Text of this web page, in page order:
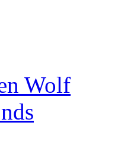
Wolf